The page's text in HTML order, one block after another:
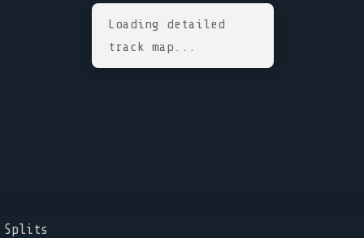
Loading detailed
track map...
Splits